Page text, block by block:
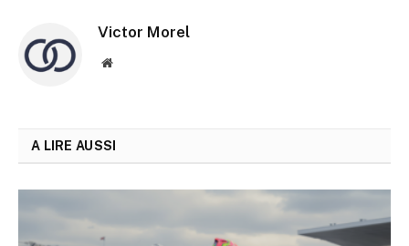
Victor Morel
Site
A LIRE AUSSI